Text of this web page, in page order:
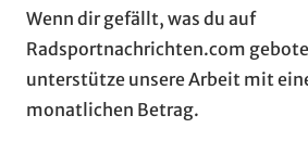
Wenn dir gefällt, was du auf
Radsportnachrichten.com
unterstütze unsere Arbeit mit
monatlichen Betrag.